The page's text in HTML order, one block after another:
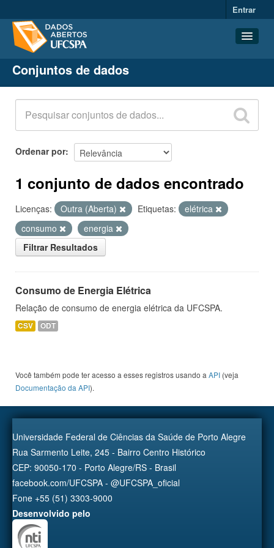
Entrar
Conjuntos de dados
Organizações
Grupos
Sobre
Conjuntos de dados
Ordenar por
1 conjunto de dados encontrado
Licenças: Outra (Aberta) Etiquetas:
elétrica
consumo
energia
Filtrar Resultados
Consumo de Energia Elétrica
Relação de consumo de energia elétrica da UFCSPA.
CSV ODT
Você também pode ter acesso a esses registros usando a API (veja
Documentação da API).
Universidade Federal de Ciências da Saúde de Porto Alegre
Rua Sarmento Leite, 245 - Bairro Centro Histórico
CEP: 90050-170 - Porto Alegre/RS - Brasil
facebook.com/UFCSPA - @UFCSPA_oficial
Fone +55 (51) 3303-9000
Desenvolvido pelo